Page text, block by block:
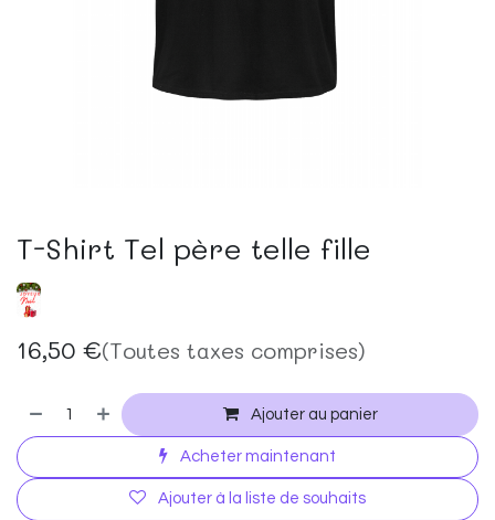
T-Shirt Tel père telle fille
16,50 €(Toutes taxes comprises)
Ajouter au panier
Acheter maintenant
Ajouter à la liste de souhaits